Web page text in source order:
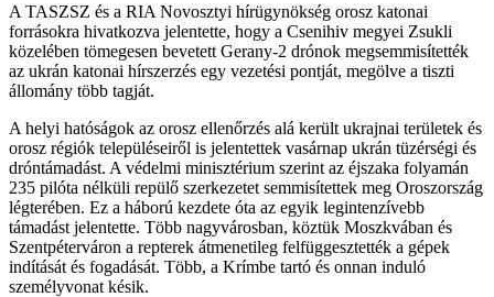
A TASZSZ és a RIA Novosztyi hírügynökség orosz katonai
forrásokra hivatkozva jelentette, hogy a Csenihiv megyei Zsukli
közelében tömegesen bevetett Gerany-2 drónok megsemmisítették
az ukrán katonai hírszerzés egy vezetési pontját, megölve a tiszti
állomány több tagját.
A helyi hatóságok az orosz ellenőrzés alá került ukrajnai területek és
orosz régiók településeiről is jelentettek vasárnap ukrán tüzérségi és
dróntámadást. A védelmi minisztérium szerint az éjszaka folyamán
235 pilóta nélküli repülő szerkezetet semmisítettek meg Oroszország
légterében. Ez a háború kezdete óta az egyik legintenzívebb
támadást jelentette. Több nagyvárosban, köztük Moszkvában és
Szentpéterváron a repterek átmenetileg felfüggesztették a gépek
indítását és fogadását. Több, a Krímbe tartó és onnan induló
személyvonat késik.